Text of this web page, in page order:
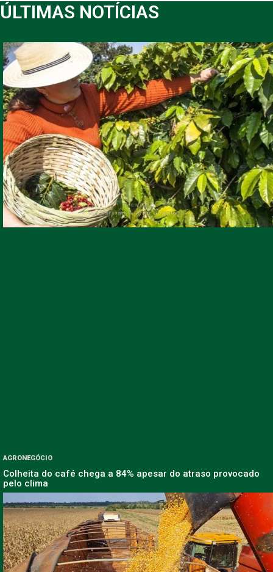
ÚLTIMAS NOTÍCIAS
AGRONEGÓCIO
Colheita do café chega a 84% apesar do atraso provocado
pelo clima